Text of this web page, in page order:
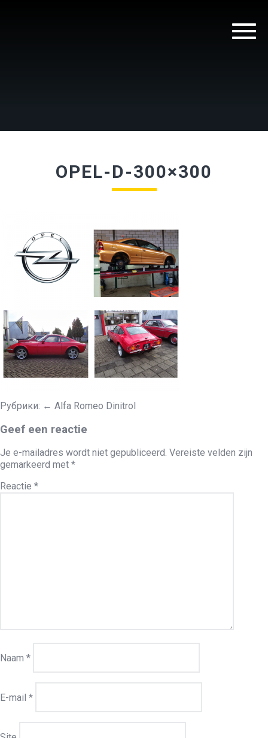
OPEL-D-300×300
Рубрики: ← Alfa Romeo Dinitrol
Geef een reactie
Je e-mailadres wordt niet gepubliceerd. Vereiste velden zijn
gemarkeerd met *
Reactie *
Naam *
E-mail *